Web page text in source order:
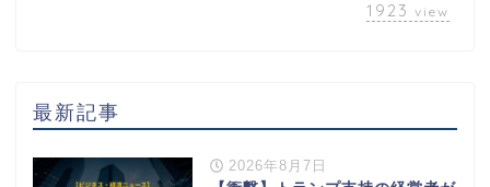
1923 view
最新記事
2026年8月7日